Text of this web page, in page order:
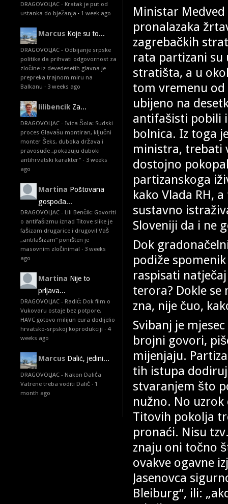
DRAGOVOLJAC - Kratak je put od
ustanka do bježanja · 1 week ago
Marcus Koje su to...
DRAGOVOLJAC - Odbijanje srpske
politike da prihvati odgovornost za
zločine iz devedesetih glavna je
prepreka trajnom miru na
Balkanu · 3 weeks ago
lilibencik Za...
DRAGOVOLJAC - Ivica Šola: Sudski
proces Glavašu montiran, ključni
monter Šeks, duboka država i
pravosuđe „pokazuju duboki
antihrvatski karakter" · 3 weeks
ago
Martina Poštovana
gospođa...
DRAGOVOLJAC - Lili Benčik: Govoriti
o antifašizmu iznad Titove slike je
fašizam drugarice i drugovi! Vaš
„antifašizam“ poništen je
masovnim zločinima! · 3 weeks
ago
Martina Nije to
prljava...
DRAGOVOLJAC - Radić: Dok film o
Vukovaru ostaje bez potpore,
HAVC gotovo milijun eura dodijelio
hrvatsko-srpskoj koprodukciji · 4
weeks ago
Marcus Dalić, jedini...
DRAGOVOLJAC - Nakon Dalića
Vatrene treba voditi Dalić · 1
month ago
Ministar
pronalazaka
zagrebačkih
rata partizani su
stratišta, a u
tom vremenu od
ubijeno na
antifašisti pobili
bolnica. Iz toga
ministra, trebati
dostojno
partizanskoga
kako Vlada RH,
sustavno
Sloveniji da i ne
Dok
podiže
raspisati
terora? Dokle
zna, nije čuo,
Svibanj je
brojni govori,
mijenjaju.
tih istupa
stvaranjem što
nužno. No
Titovih pokolja
pronaći. Nisu
znaju oni točno
ovakve ogavne
Jasenovca
Bleiburg“, ili: